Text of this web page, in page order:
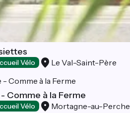
Vélo Le Val-Saint-Père
- Comme à la Ferme
Vélo Mortagne-au-Perche